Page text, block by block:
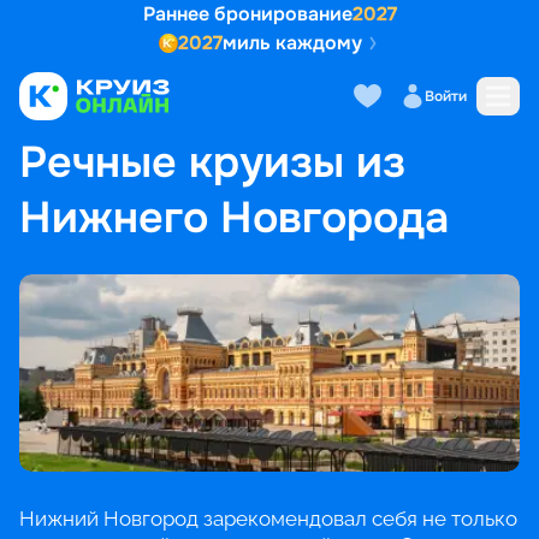
Раннее бронирование2027
2027миль каждому
Войти
ГЛАВНАЯ • ПОПУЛЯРНЫЕ НАПРАВЛЕНИЯ
РЕЧНЫЕ КРУИЗЫ ИЗ НИЖНЕГО НОВГОРОДА
Речные круизы из
Нижнего Новгорода
Нижний Новгород зарекомендовал себя не только